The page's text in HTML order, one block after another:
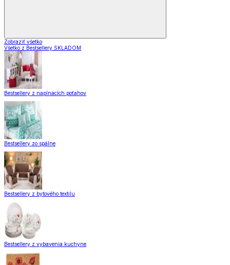
Zobraziť všetko
Všetko z Bestsellery SKLADOM
Bestsellery z napínacích poťahov
Bestsellery zo spálne
Bestsellery z bytového textilu
Bestsellery z vybavenia kuchyne